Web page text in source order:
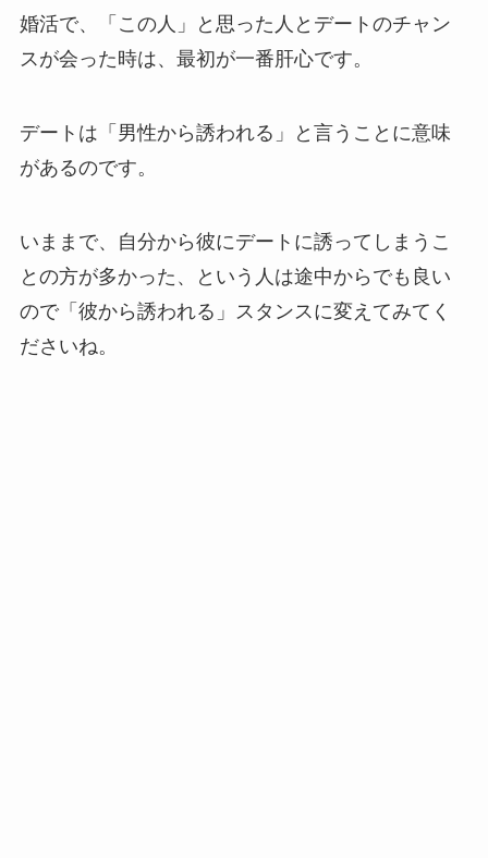
婚活で、「この人」と思った人とデートのチャン
スが会った時は、最初が一番肝心です。
デートは「男性から誘われる」と言うことに意味
があるのです。
いままで、自分から彼にデートに誘ってしまうこ
との方が多かった、という人は途中からでも良い
ので「彼から誘われる」スタンスに変えてみてく
ださいね。